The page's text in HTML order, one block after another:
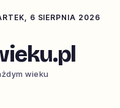
6 SIERPNIA 2026
wieku